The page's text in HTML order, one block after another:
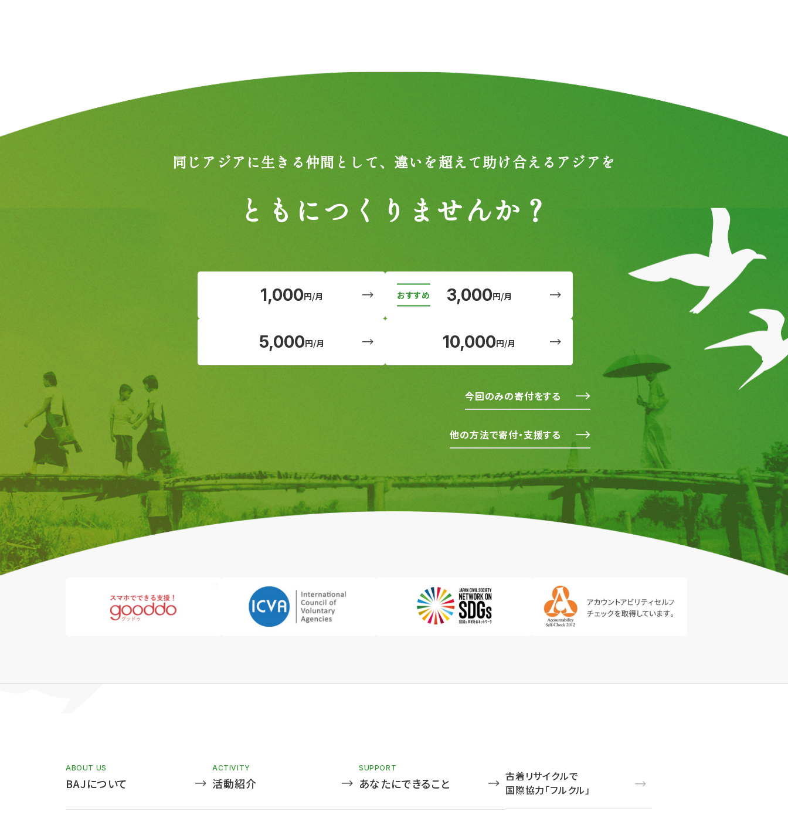
同じアジアに生きる仲間として、 違いを超えて助け合えるアジアを
ともにつくりませんか？
1,000円/月 3,000円/月
5,000円/月 10,000円/月
今回のみの寄付をする
他の方法で寄付・支援する
ABOUT US
BAJについて
ACTIVITY
活動紹介
SUPPORT
あなたにできること
古着リサイクルで
国際協力「フルクル」